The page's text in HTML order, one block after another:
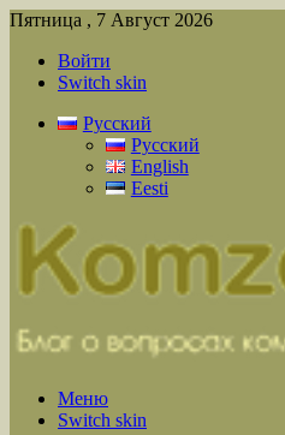
Пятница , 7 Август 2026
Войти
Switch skin
Русский
Русский
English
Eesti
Меню
Switch skin